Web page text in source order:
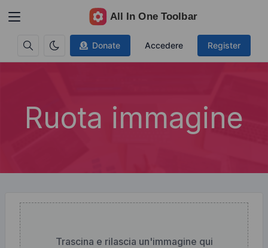
Donate Accedere Register
Ruota immagine
Trascina e rilascia un'immagine qui